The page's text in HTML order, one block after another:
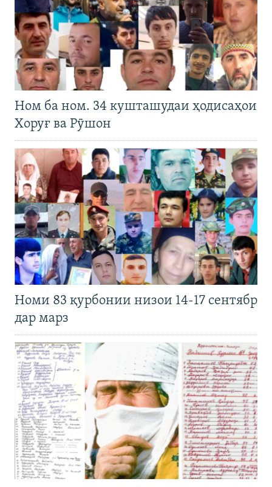
Ном ба ном. 34 кушташудаи ҳодисаҳои
Хоруғ ва Рӯшон
Номи 83 қурбонии низои 14-17 сентябр
дар марз